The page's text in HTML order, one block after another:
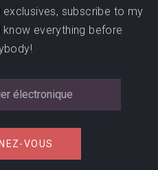
subscribe to my
everything before